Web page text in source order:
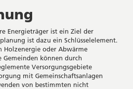
Energieträger ist ein Ziel der
ist dazu ein Schlüsselelement.
Holzenergie oder Abwärme
Gemeinden können durch
Versorgungsgebiete
mit Gemeinschaftsanlagen
von bestimmten nicht